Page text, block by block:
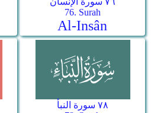
76. Surah
Al-Insân
٧٨ سورة النبأ